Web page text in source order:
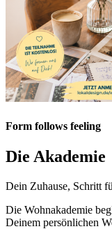
Form follows feeling
Die Akademie
Dein Zuhause, Schritt
Die Wohnakademie
Deinem persönlichen